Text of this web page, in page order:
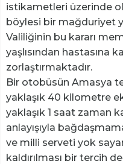
istikametleri üzerinde
böylesi bir mağduriyet
Valiliğinin bu kararı
yaşlısından hastasına
zorlaştırmaktadır.
Bir otobüsün Amasya
yaklaşık 40 kilometre
yaklaşık 1 saat zaman
anlayışıyla
ve milli serveti yok
kaldırılması bir tercih